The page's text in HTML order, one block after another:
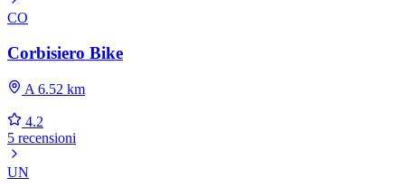
CO
Corbisiero Bike
A 6.52 km
4.2
5 recensioni
UN